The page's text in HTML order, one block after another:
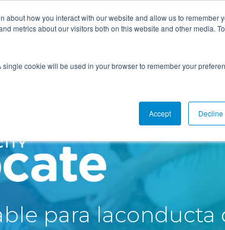
how you interact with our website and allow us to remember
metrics about our visitors both on this website and other media.
cookie will be used in your browser to remember your
Accept Decline
Sobre Nosotros Higher Ed
para laconducta